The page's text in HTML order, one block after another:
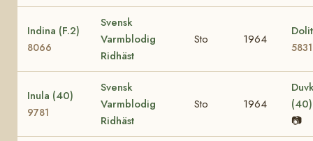
Indina (F.2)
8066
Svensk
Varmblodig
Ridhäst
Sto 1964
5831
Inula (40)
9781
Svensk
Varmblodig
Ridhäst
Sto 1964
📷